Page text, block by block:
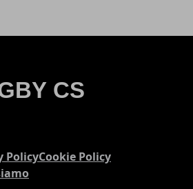
PolicyCookie Policy